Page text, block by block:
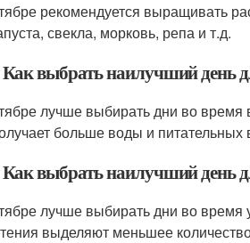
рекомендуется выращивать
свекла, морковь, репа и т.д.
выбрать наилучший день
лучше выбирать дни во время
больше воды и питательных
выбрать наилучший день
лучше выбирать дни во
выделяют меньшее